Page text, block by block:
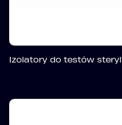
Izolatory do testów